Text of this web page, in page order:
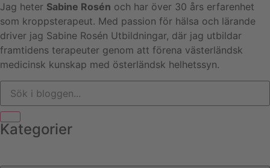
Jag heter Sabine Rosén och har över 30 års erfarenhet
som kroppsterapeut. Med passion för hälsa och lärande
driver jag Sabine Rosén Utbildningar, där jag utbildar
framtidens terapeuter genom att förena västerländsk
medicinsk kunskap med österländsk helhetssyn.
Kategorier